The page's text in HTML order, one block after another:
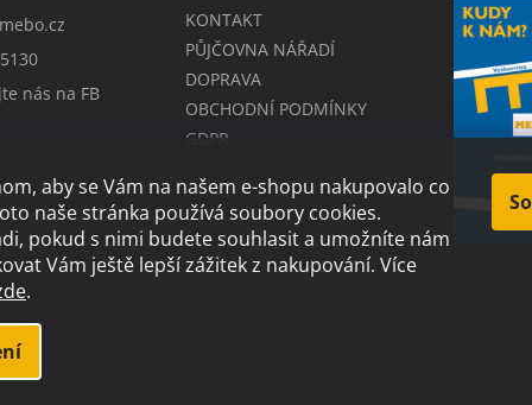
aby se Vám na našem e-shopu nakupovalo co
naše stránka používá soubory cookies.
pokud s nimi budete souhlasit a umožníte nám
Vám ještě lepší zážitek z nakupování. Více
.
mebo.cz
nás na FB
KONTAKT
PŮJČOVNA NÁŘADÍ
DOPRAVA
OBCHODNÍ PODMÍNKY
GDPR